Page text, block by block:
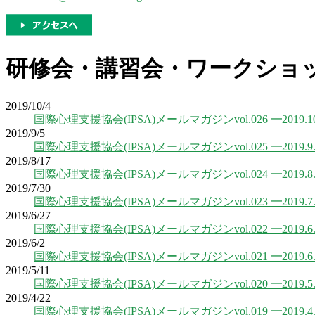
研修会・講習会・ワークショ
2019/10/4
国際心理支援協会(IPSA)メールマガジンvol.026
2019/9/5
国際心理支援協会(IPSA)メールマガジンvol.025
2019/8/17
国際心理支援協会(IPSA)メールマガジンvol.024
2019/7/30
国際心理支援協会(IPSA)メールマガジンvol.023
2019/6/27
国際心理支援協会(IPSA)メールマガジンvol.022
2019/6/2
国際心理支援協会(IPSA)メールマガジンvol.021
2019/5/11
国際心理支援協会(IPSA)メールマガジンvol.020
2019/4/22
国際心理支援協会(IPSA)メールマガジンvol.019